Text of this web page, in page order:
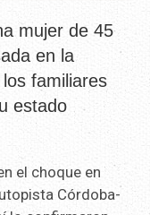
mujer de 45
en la
familiares
estado
el choque en
Córdoba-